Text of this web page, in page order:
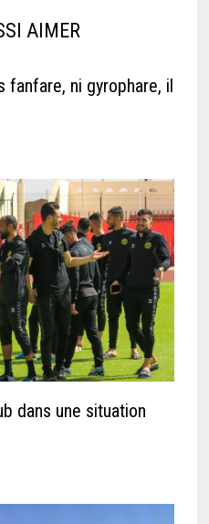
AIMER
fanfare, ni gyrophare, il
dans une situation